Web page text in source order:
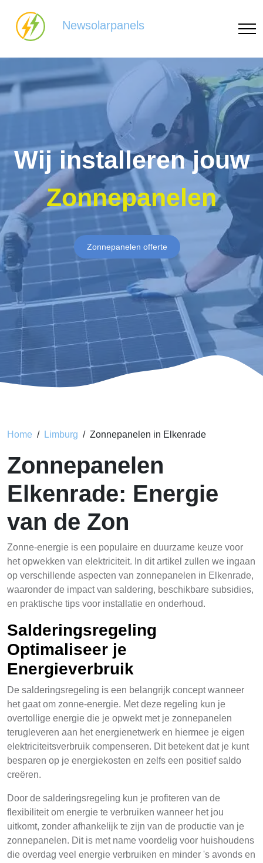
Newsolarpanels
Wij installeren jouw
Zonnepanelen
Zonnepanelen offerte
Home Limburg Zonnepanelen in Elkenrade
Zonnepanelen
Elkenrade: Energie
van de Zon
Zonne-energie is een populaire en duurzame keuze voor
het opwekken van elektriciteit. In dit artikel zullen we ingaan
op verschillende aspecten van zonnepanelen in Elkenrade,
waaronder de impact van saldering, beschikbare subsidies,
en praktische tips voor installatie en onderhoud.
Salderingsregeling
Optimaliseer je
Energieverbruik
De salderingsregeling is een belangrijk concept wanneer
het gaat om zonne-energie. Met deze regeling kun je
overtollige energie die je opwekt met je zonnepanelen
terugleveren aan het energienetwerk en hiermee je eigen
elektriciteitsverbruik compenseren. Dit betekent dat je kunt
besparen op je energiekosten en zelfs een positief saldo
creëren.
Door de salderingsregeling kun je profiteren van de
flexibiliteit om energie te verbruiken wanneer het jou
uitkomt, zonder afhankelijk te zijn van de productie van je
zonnepanelen. Dit is met name voordelig voor huishoudens
die overdag veel energie verbruiken en minder 's avonds en